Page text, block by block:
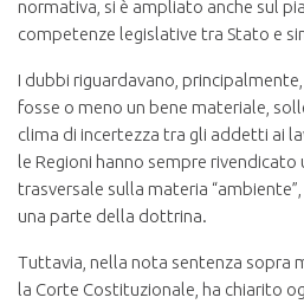
normativa, si è ampliato anche sul
competenze legislative tra Stato e
I dubbi riguardavano,
fosse o meno un bene materiale,
clima di incertezza tra gli addetti ai
le Regioni hanno sempre rivendicato
trasversale sulla materia
una parte della dottrina.
Tuttavia, nella nota sentenza sopra
la Corte Costituzionale, ha chiarito